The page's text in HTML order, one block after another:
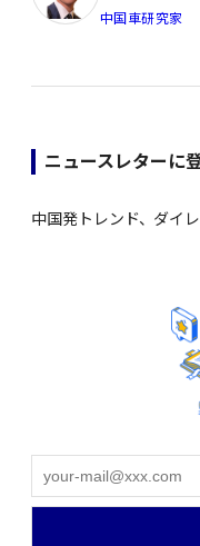
中国車研究家
ニュースレターに
中国発トレンド、ダイレ